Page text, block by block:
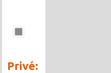
Privé: